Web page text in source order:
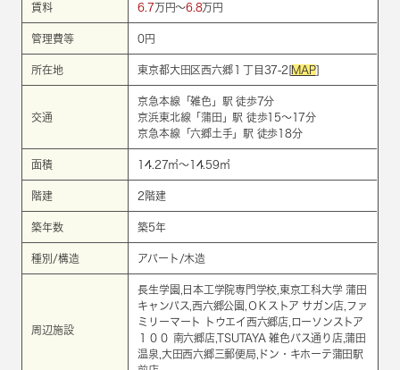
賃料 6.7万円～6.8万円
管理費等 0円
所在地 東京都大田区西六郷１丁目37‐2[MAP]
交通
京急本線 「雑色 」駅 徒歩7分
京浜東北線 「蒲田 」駅 徒歩15～17分
京急本線 「六郷土手 」駅 徒歩18分
面積 14.27㎡～14.59㎡
階建 2階建
築年数 築5年
種別/構造 アパート/木造
周辺施設
長生学園,日本工学院専門学校,東京工科大学 蒲田
キャンパス,西六郷公園,ＯＫストア サガン店,ファ
ミリーマート トウエイ西六郷店,ローソンストア
１００ 南六郷店,TSUTAYA 雑色バス通り店,蒲田
温泉,大田西六郷三郵便局,ドン・キホーテ蒲田駅